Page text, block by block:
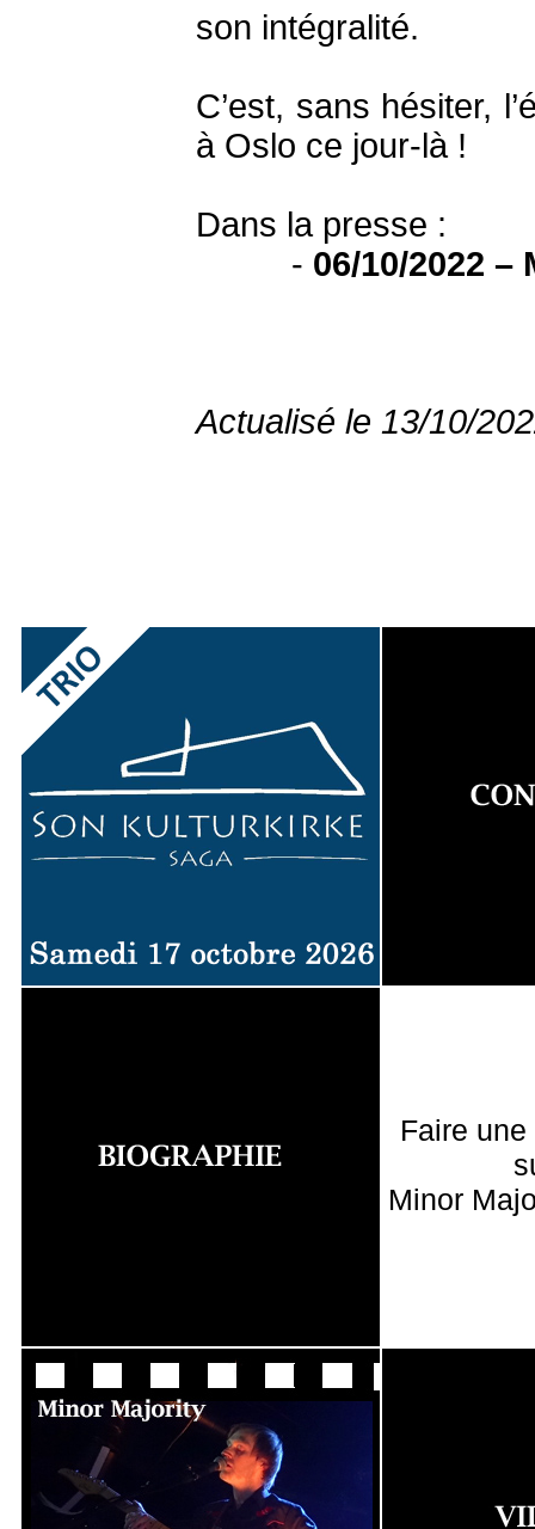
son intégralité.
C’est, sans hésiter,
à Oslo ce jour-là !
Dans la presse :
- 06/10/2022
Actualisé le 13/10/
Faire
Minor